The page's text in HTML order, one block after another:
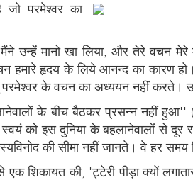
जो परमेश्वर का
उन्हें मानो खा लिया, और तेरे वचन
हमारे हृदय के लिये आनन्द का कारण
के वचन का अध्ययन नहीं करते।
के बीच बैठकर प्रसन्न नहीं
को इस दुनिया के बहलानेवालों से
की सीमा नहीं जानते। वे हर
एक शिकायत की, 'ट्टेरी पीड़ा क्यों